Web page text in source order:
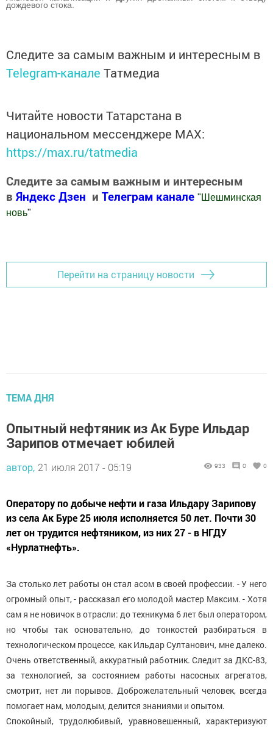
дождевого стока.
Следите за самым важным и интересным в
Telegram-канале Татмедиа
Читайте новости Татарстана в
национальном мессенджере MАХ:
https://max.ru/tatmedia
Следите за самым важным и интересным
в Яндекс Дзен и Телеграм канале " Шешминская
новь"
Перейти на страницу новости
ТЕМА ДНЯ
Опытный нефтяник из Ак Буре Ильдар
Зарипов отмечает юбилей
автор, 21 июля 2017 - 05:19 933 0 0
Оператору по добыче нефти и газа Ильдару Зарипову
из села Ак Буре 25 июля исполняется 50 лет. Почти 30
лет он трудится нефтяником, из них 27 - в НГДУ
«Нурлатнефть».
За столько лет работы он стал асом в своей профессии. - У него
огромный опыт, - рассказал его молодой мастер Максим. - Хотя
сам я не новичок в отрасли: до техникума 6 лет был оператором,
но чтобы так основательно, до тонкостей разбираться в
технологическом процессе, как Ильдар Султанович, мне далеко.
Очень ответственный, аккуратный работник. Следит за ДКС-83,
за технологией, за состоянием работы насосных агрегатов,
смотрит, нет ли порывов. Доброжелательный человек, всегда
помогает нам, молодым, делится знаниями и опытом.
Спокойный, трудолюбивый, уравновешенный, характеризуют